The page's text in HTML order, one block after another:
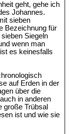
geht, gehe ich
Johannes.
sieben
Bezeichnung für
Siegeln
wenn man
es keinesfalls
auf Erden in der
über die
in anderen
große Trübsal
ist und wie sie